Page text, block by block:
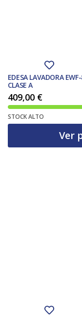
EDESA LAVADORA
CLASE A
409,00 €
STOCK ALTO
Ver